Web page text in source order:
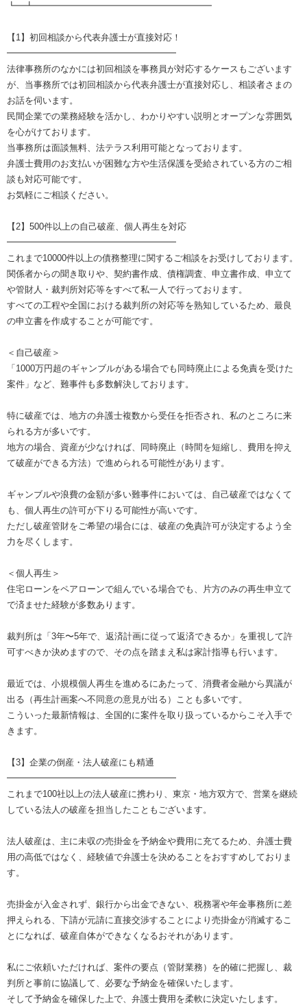
┗━┻━━━━━━━━━━━━━━━━━━━━
【1】初回相談から代表弁護士が直接対応！
━━━━━━━━━━━━━━━━━━━
法律事務所のなかには初回相談を事務員が対応するケースもございます
が、当事務所では初回相談から代表弁護士が直接対応し、相談者さまの
お話を伺います。
民間企業での業務経験を活かし、わかりやすい説明とオープンな雰囲気
を心がけております。
当事務所は面談無料、法テラス利用可能となっております。
弁護士費用のお支払いが困難な方や生活保護を受給されている方のご相
談も対応可能です。
お気軽にご相談ください。
【2】500件以上の自己破産、個人再生を対応
━━━━━━━━━━━━━━━━━━━
これまで10000件以上の債務整理に関するご相談をお受けしております。
関係者からの聞き取りや、契約書作成、債権調査、申立書作成、申立て
や管財人・裁判所対応等をすべて私一人で行っております。
すべての工程や全国における裁判所の対応等を熟知しているため、最良
の申立書を作成することが可能です。
＜自己破産＞
「1000万円超のギャンブルがある場合でも同時廃止による免責を受けた
案件」など、難事件も多数解決しております。
特に破産では、地方の弁護士複数から受任を拒否され、私のところに来
られる方が多いです。
地方の場合、資産が少なければ、同時廃止（時間を短縮し、費用を抑え
て破産ができる方法）で進められる可能性があります。
ギャンブルや浪費の金額が多い難事件においては、自己破産ではなくて
も、個人再生の許可が下りる可能性が高いです。
ただし破産管財をご希望の場合には、破産の免責許可が決定するよう全
力を尽くします。
＜個人再生＞
住宅ローンをペアローンで組んでいる場合でも、片方のみの再生申立て
で済ませた経験が多数あります。
裁判所は「3年〜5年で、返済計画に従って返済できるか」を重視して許
可すべきか決めますので、その点を踏まえ私は家計指導も行います。
最近では、小規模個人再生を進めるにあたって、消費者金融から異議が
出る（再生計画案へ不同意の意見が出る）ことも多いです。
こういった最新情報は、全国的に案件を取り扱っているからこそ入手で
きます。
【3】企業の倒産・法人破産にも精通
━━━━━━━━━━━━━━━━━━━
これまで100社以上の法人破産に携わり、東京・地方双方で、営業を継続
している法人の破産を担当したこともございます。
法人破産は、主に未収の売掛金を予納金や費用に充てるため、弁護士費
用の高低ではなく、経験値で弁護士を決めることをおすすめしておりま
す。
売掛金が入金されず、銀行から出金できない、税務署や年金事務所に差
押えられる、下請が元請に直接交渉することにより売掛金が消滅するこ
とになれば、破産自体ができなくなるおそれがあります。
私にご依頼いただければ、案件の要点（管財業務）を的確に把握し、裁
判所と事前に協議して、必要な予納金を確保いたします。
そして予納金を確保した上で、弁護士費用を柔軟に決定いたします。